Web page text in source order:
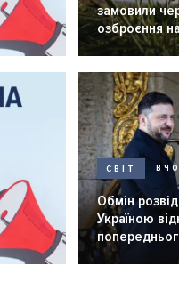
замовили
озброєння
СВІТ
Обмін
Україною